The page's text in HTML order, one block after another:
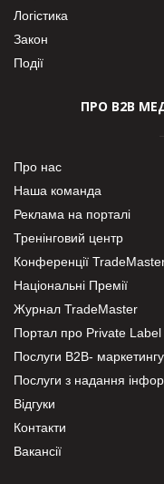
Логістика
Закон
Події
ПРО В2В
Про нас
Наша команда
Реклама на порталі
Тренінговий центр
Конференції
Національні Премії
Журнал TradeMaster
Портал про Private Label
Послуги В2В- маркетингу
Послуги з надання
Відгуки
Контакти
Вакансії